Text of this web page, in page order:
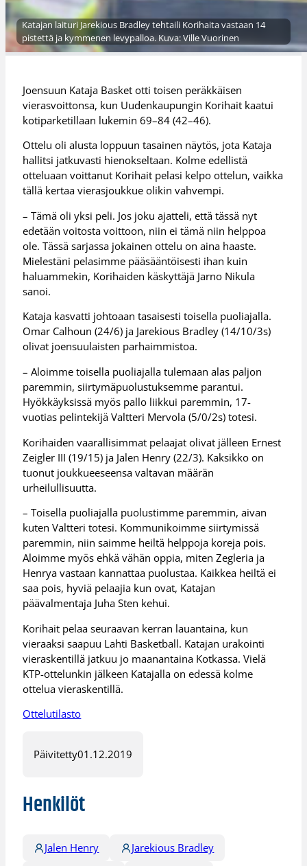
Katajan laituri Jarekious Bradley tehtaili Korihaita vastaan 14
pistettä ja kymmenen levypalloa. Kuva: Ville Vuorinen
Joensuun Kataja Basket otti toisen peräkkäisen
vierasvoittonsa, kun Uudenkaupungin Korihait kaatui
kotiparketillaan lukemin 69–84 (42–46).
Ottelu oli alusta loppuun tasainen näytös, jota Kataja
hallitsi jatkuvasti hienokseltaan. Kolme edellistä
otteluaan voittanut Korihait pelasi kelpo ottelun, vaikka
tällä kertaa vierasjoukkue olikin vahvempi.
– Tämä oli yksi peli. Jos joku ajatteli, että tässä nyt
edetään voitosta voittoon, niin ei tämä niin helppoa
ole. Tässä sarjassa jokainen ottelu on aina haaste.
Mielestäni pelasimme pääsääntöisesti ihan kuin
haluammekin, Korihaiden käskyttäjä Jarno Nikula
sanoi.
Kataja kasvatti johtoaan tasaisesti toisella puoliajalla.
Omar Calhoun (24/6) ja Jarekious Bradley (14/10/3s)
olivat joensuulaisten parhaimmistoa.
– Aloimme toisella puoliajalla tulemaan alas paljon
paremmin, siirtymäpuolustuksemme parantui.
Hyökkäyksissä myös pallo liikkui paremmin, 17-
vuotias pelintekijä Valtteri Mervola (5/0/2s) totesi.
Korihaiden vaarallisimmat pelaajat olivat jälleen Ernest
Zeigler III (19/15) ja Jalen Henry (22/3). Kaksikko on
tuonut joukkueeseensa valtavan määrän
urheilullisuutta.
– Toisella puoliajalla puolustimme paremmin, aivan
kuten Valtteri totesi. Kommunikoimme siirtymissä
paremmin, niin saimme heiltä helppoja koreja pois.
Aloimme myös ehkä vähän oppia, miten Zegleria ja
Henrya vastaan kannattaa puolustaa. Kaikkea heiltä ei
saa pois, hyviä pelaajia kun ovat, Katajan
päävalmentaja Juha Sten kehui.
Korihait pelaa seuraavan kerran lauantaina, kun
vieraaksi saapuu Lahti Basketball. Katajan urakointi
vieraskentillä jatkuu jo maanantaina Kotkassa. Vielä
KTP-ottelunkin jälkeen Katajalla on edessä kolme
ottelua vieraskentillä.
Ottelutilasto
Päivitetty01.12.2019
Henkilöt
Jalen Henry
Jarekious Bradley